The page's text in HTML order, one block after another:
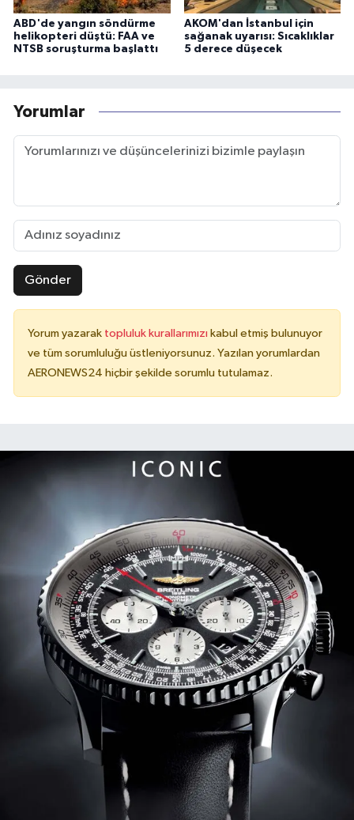
ABD'de yangın söndürme
helikopteri düştü: FAA ve
NTSB soruşturma başlattı
AKOM'dan İstanbul için
sağanak uyarısı: Sıcaklıklar
5 derece düşecek
Yorumlar
Gönder
Yorum yazarak topluluk kurallarımızı kabul etmiş bulunuyor
ve tüm sorumluluğu üstleniyorsunuz. Yazılan yorumlardan
AERONEWS24 hiçbir şekilde sorumlu tutulamaz.